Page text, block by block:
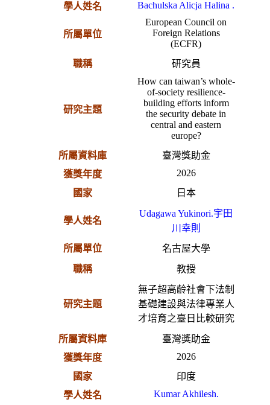
學人姓名
Bachulska Alicja Halina .
所屬單位
European Council on
Foreign Relations
(ECFR)
職稱
研究員
研究主題
How can taiwan’s whole-
of-society resilience-
building efforts inform
the security debate in
central and eastern
europe?
所屬資料庫
臺灣獎助金
獲獎年度
2026
國家
日本
學人姓名
Udagawa Yukinori.宇田
川幸則
所屬單位
名古屋大學
職稱
教授
研究主題
無子超高齡社會下法制
基礎建設與法律專業人
才培育之臺日比較研究
所屬資料庫
臺灣獎助金
獲獎年度
2026
國家
印度
學人姓名
Kumar Akhilesh.